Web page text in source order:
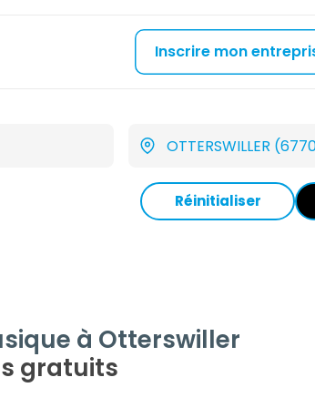
Inscrire mon
Réinitialiser
à Otterswiller
gratuits